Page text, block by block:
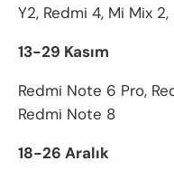
Y2, Redmi 4, Mi Mix 2,
13-29 Kasım
Redmi Note 6 Pro,
Redmi Note 8
18-26 Aralık